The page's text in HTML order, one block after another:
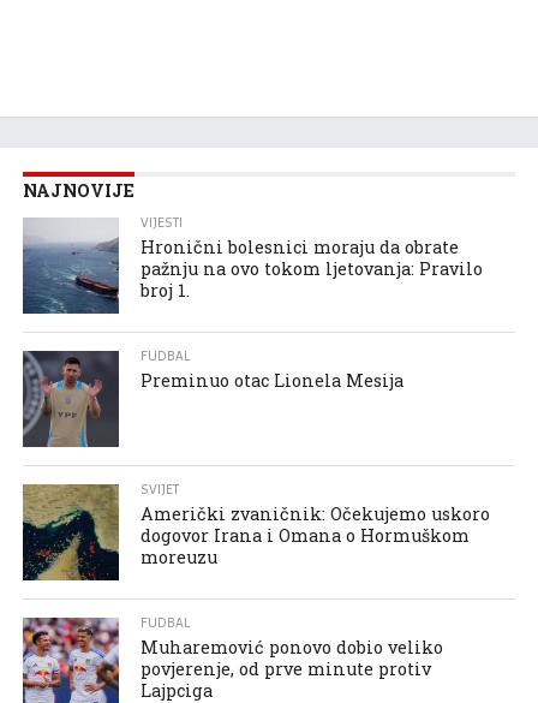
NAJNOVIJE
VIJESTI
Hronični bolesnici moraju da obrate
pažnju na ovo tokom ljetovanja: Pravilo
broj 1.
FUDBAL
Preminuo otac Lionela Mesija
SVIJET
Američki zvaničnik: Očekujemo uskoro
dogovor Irana i Omana o Hormuškom
moreuzu
FUDBAL
Muharemović ponovo dobio veliko
povjerenje, od prve minute protiv
Lajpciga